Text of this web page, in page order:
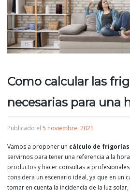
Como calcular las
necesarias para una
Publicado el 5 noviembre, 2021
Vamos a proponer un cálculo de frigorías
servirnos para tener una referencia a la
productos y hacer consultas a
considera un escenario ideal, ya que en un
tomar en cuenta la incidencia de la luz